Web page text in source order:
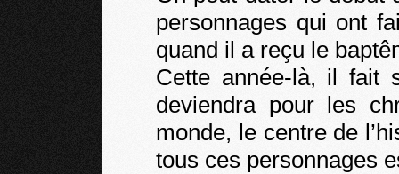
personnages qui ont
quand il a reçu le
Cette année-là, il fait
deviendra pour les
monde, le centre de
tous ces personnages